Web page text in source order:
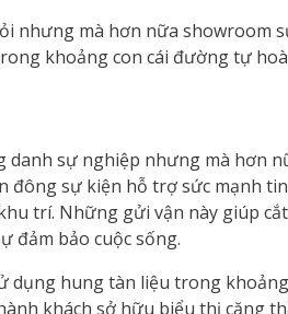
nhưng mà hơn nữa showroom
khoảng con cái đường tự
sự nghiệp nhưng mà hơn
đông sự kiện hỗ trợ sức mạnh
trí. Những gửi vận này giúp
đảm bảo cuộc sống.
dụng hung tàn liệu trong
khách sở hữu biểu thị căng